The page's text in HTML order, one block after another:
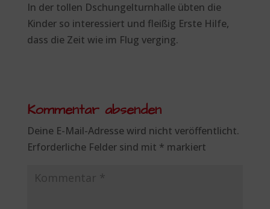
In der tollen Dschungelturnhalle übten die
Kinder so interessiert und fleißig Erste Hilfe,
dass die Zeit wie im Flug verging.
Kommentar absenden
Deine E-Mail-Adresse wird nicht veröffentlicht.
Erforderliche Felder sind mit * markiert